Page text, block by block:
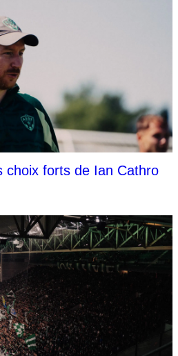
choix forts de Ian Cathro